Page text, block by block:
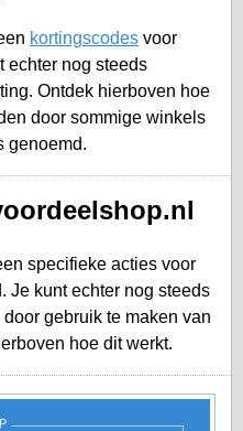
kortingscodes voor
echter nog steeds
Ontdek hierboven hoe
door sommige winkels
genoemd.
specifieke acties voor
Je kunt echter nog steeds
gebruik te maken van
hoe dit werkt.